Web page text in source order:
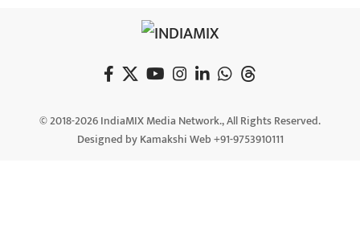
© 2018-2026 IndiaMIX Media Network., All Rights Reserved.
Designed by Kamakshi Web +91-9753910111